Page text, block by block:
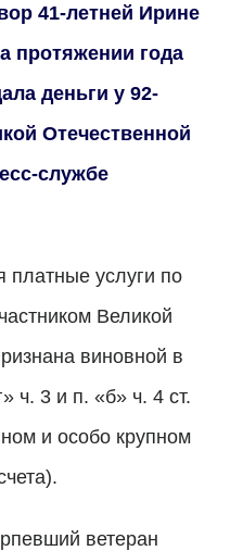
41-летней Ирине
протяжении года
деньги у 92-
Отечественной
службе
услуги по
Великой
виновной в
ч. 3 и п. «б» ч. 4 ст.
и особо крупном
ветеран